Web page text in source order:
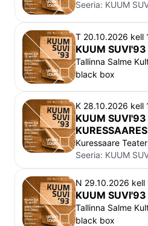
Seeria: KUUM
T 20.10.2026 kell
KUUM SUVI'93
Tallinna Salme
black box
K 28.10.2026 kell
KUUM
Kuressaare Teater
Seeria: KUUM
N 29.10.2026 kell
KUUM SUVI'93
Tallinna Salme
black box